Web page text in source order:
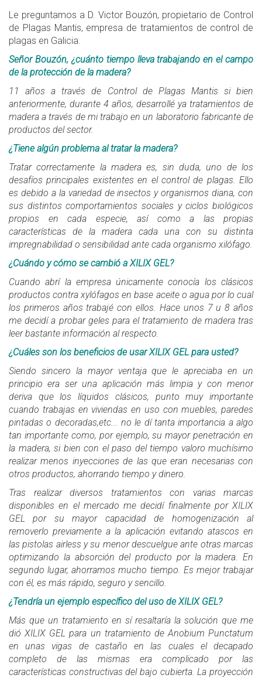
Le preguntamos a D. Victor Bouzón, propietario de Control
de Plagas Mantis, empresa de tratamientos de control de
plagas en Galicia.
Señor Bouzón, ¿cuánto tiempo lleva trabajando en el campo
de la protección de la madera?
11 años a través de Control de Plagas Mantis si bien
anteriormente, durante 4 años, desarrollé ya tratamientos de
madera a través de mi trabajo en un laboratorio fabricante de
productos del sector.
¿Tiene algún problema al tratar la madera?
Tratar correctamente la madera es, sin duda, uno de los
desafíos principales existentes en el control de plagas. Ello
es debido a la variedad de insectos y organismos diana, con
sus distintos comportamientos sociales y ciclos biológicos
propios en cada especie, así como a las propias
características de la madera cada una con su distinta
impregnabilidad o sensibilidad ante cada organismo xilófago.
¿Cuándo y cómo se cambió a XILIX GEL?
Cuando abrí la empresa únicamente conocía los clásicos
productos contra xylófagos en base aceite o agua por lo cual
los primeros años trabajé con ellos. Hace unos 7 u 8 años
me decidí a probar geles para el tratamiento de madera tras
leer bastante información al respecto.
¿Cuáles son los beneficios de usar XILIX GEL para usted?
Siendo sincero la mayor ventaja que le apreciaba en un
principio era ser una aplicación más limpia y con menor
deriva que los líquidos clásicos, punto muy importante
cuando trabajas en viviendas en uso con muebles, paredes
pintadas o decoradas,etc... no le dí tanta importancia a algo
tan importante como, por ejemplo, su mayor penetración en
la madera, si bien con el paso del tiempo valoro muchísimo
realizar menos inyecciones de las que eran necesarias con
otros productos, ahorrando tiempo y dinero.
Tras realizar diversos tratamientos con varias marcas
disponibles en el mercado me decidí finalmente por XILIX
GEL por su mayor capacidad de homogenización al
removerlo previamente a la aplicación evitando atascos en
las pistolas airless y su menor descuelgue ante otras marcas
optimizando la absorción del producto por la madera. En
segundo lugar, ahorramos mucho tiempo. Es mejor trabajar
con él, es más rápido, seguro y sencillo.
¿Tendría un ejemplo específico del uso de XILIX GEL?
Más que un tratamiento en sí resaltaría la solución que me
dió XILIX GEL para un tratamiento de Anobium Punctatum
en unas vigas de castaño en las cuales el decapado
completo de las mismas era complicado por las
características constructivas del bajo cubierta. La proyección